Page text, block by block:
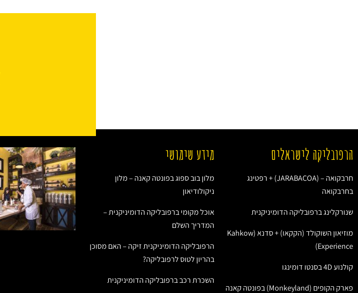
הרפובליקה לישראלים
חרבקואה – (JARABACOA) + רפטינג
בחרבקואה
שנורקלינג ברפובליקה הדומיניקנית
מוזיאון השוקולד (הקקאו) + סדנא (Kahkow
Experience)
קולנוע 4D בסנטו דומינגו
פארק הקופים (Monkeyland) בפונטה קאנה
מידע שימושי
מלון בוב ספוג בפונטה קאנה – מלון
ניקולודיאון
אוכל מקומי ברפובליקה הדומיניקנית –
המדריך השלם
הרפובליקה הדומיניקנית זיקה – האם מסוכן
בהריון לטוס לרפובליקה?
השכרת רכב ברפובליקה הדומיניקנית